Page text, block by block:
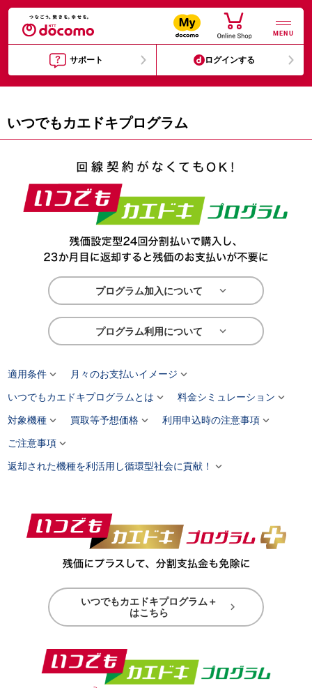
MENU
サポート ログインする
いつでもカエドキプログラム
プログラム加入について 
プログラム利用について 
適用条件 月々のお支払いイメージ 
いつでもカエドキプログラムとは  料金シミュレーション 
対象機種 買取等予想価格 利用申込時の注意事項
ご注意事項
返却された機種を利活用し循環型社会に貢献！ 
いつでもカエドキプログラム＋
はこちら
